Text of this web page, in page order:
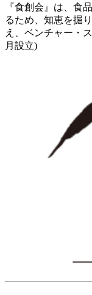
『食創会』は、食
るため、知恵を掘
え、ベンチャー・
月設立)